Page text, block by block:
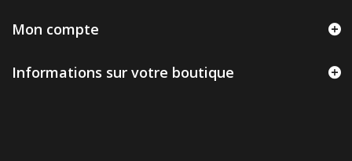
Mon compte
Informations sur votre boutique